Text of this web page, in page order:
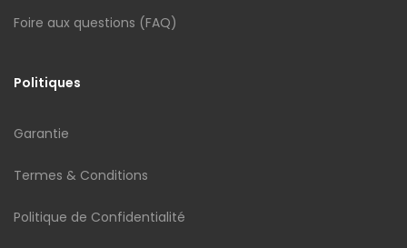
Foire aux questions (FAQ)
Politiques
Garantie
Termes & Conditions
Politique de Confidentialité